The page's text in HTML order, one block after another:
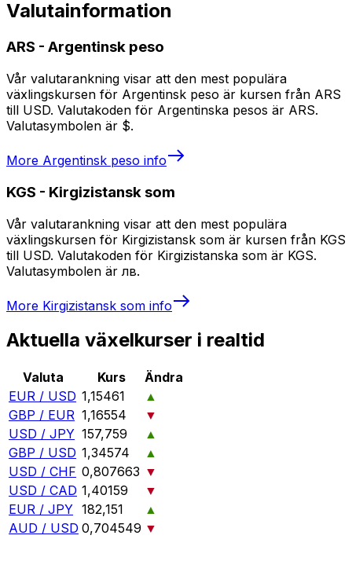
Valutainformation
ARS - Argentinsk peso
Vår valutarankning visar att den mest populära
växlingskursen för Argentinsk peso är kursen från ARS
till USD. Valutakoden för Argentinska pesos är ARS.
Valutasymbolen är $.
More Argentinsk peso info
KGS - Kirgizistansk som
Vår valutarankning visar att den mest populära
växlingskursen för Kirgizistansk som är kursen från KGS
till USD. Valutakoden för Kirgizistanska som är KGS.
Valutasymbolen är лв.
More Kirgizistansk som info
Aktuella växelkurser i realtid
Valuta Kurs
Ändra
EUR / USD 1,15461
▲
GBP / EUR 1,16554
▼
USD / JPY 157,759
▲
GBP / USD 1,34574
▲
USD / CHF 0,807663 ▼
USD / CAD 1,40159
▼
EUR / JPY 182,151
▲
AUD / USD 0,704549 ▼